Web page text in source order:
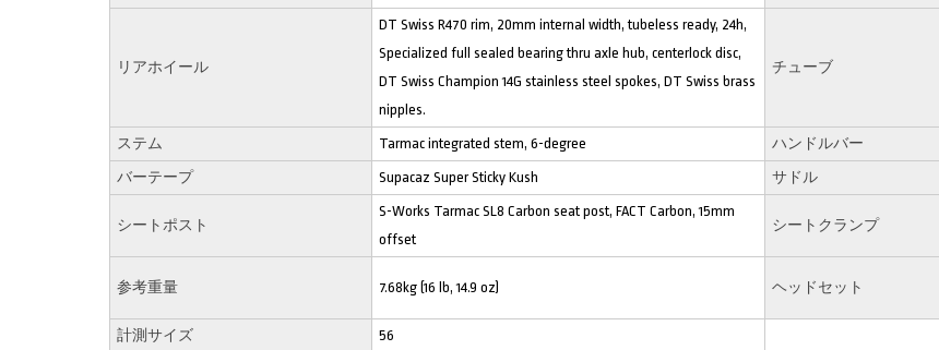
リアホイール
DT Swiss R470 rim, 20mm internal width, tubeless ready, 24h,
Specialized full sealed bearing thru axle hub, centerlock disc,
DT Swiss Champion 14G stainless steel spokes, DT Swiss brass
nipples.
チューブ
ステム Tarmac integrated stem, 6-degree ハンドルバー
バーテープ Supacaz Super Sticky Kush サドル
シートポスト
S-Works Tarmac SL8 Carbon seat post, FACT Carbon, 15mm
offset
シートクランプ
参考重量 7.68kg (16 lb, 14.9 oz) ヘッドセット
計測サイズ 56